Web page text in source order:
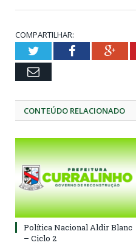
COMPARTILHAR:
TwitterFacebook
Email
CONTEÚDO RELACIONADO
Política Nacional Aldir Blanc
– Ciclo 2